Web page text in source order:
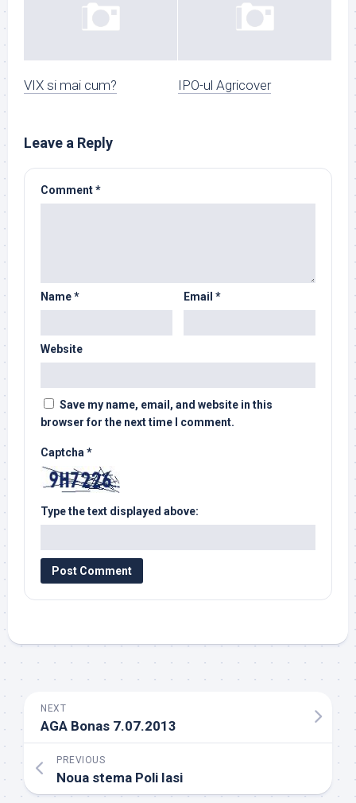
VIX si mai cum? IPO-ul Agricover
Leave a Reply
Comment*
Name* Email *
Website
Save my name, email, and website in this
browser for the next time I comment.
Captcha*
Type the text displayed above:
NEXT
AGA Bonas 7.07.2013
PREVIOUS
Noua stema Poli Iasi